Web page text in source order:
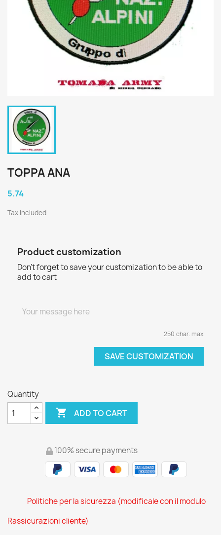
TOPPA ANA
5.74
Tax included
Product customization
Don't forget to save your customization to be able to
add to cart
250 char. max
SAVE CUSTOMIZATION
Quantity
 ADD TO CART
100% secure payments
Politiche per la sicurezza (modificale con il modulo
Rassicurazioni cliente)